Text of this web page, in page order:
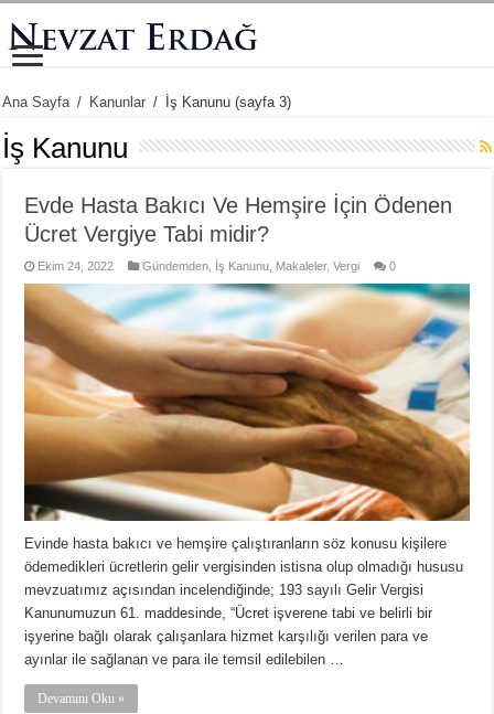
Ana Sayfa / Kanunlar / İş Kanunu (sayfa 3)
İş Kanunu
Evde Hasta Bakıcı Ve Hemşire İçin Ödenen
Ücret Vergiye Tabi midir?
Ekim 24, 2022 Gündemden İş Kanunu Makaleler,Vergi 0
Evinde hasta bakıcı ve hemşire çalıştıranların söz konusu kişilere
ödemedikleri ücretlerin gelir vergisinden istisna olup olmadığı hususu
mevzuatımız açısından incelendiğinde; 193 sayılı Gelir Vergisi
Kanunumuzun 61. maddesinde, “Ücret işverene tabi ve belirli bir
işyerine bağlı olarak çalışanlara hizmet karşılığı verilen para ve
ayınlar ile sağlanan ve para ile temsil edilebilen …
Devamını Oku »